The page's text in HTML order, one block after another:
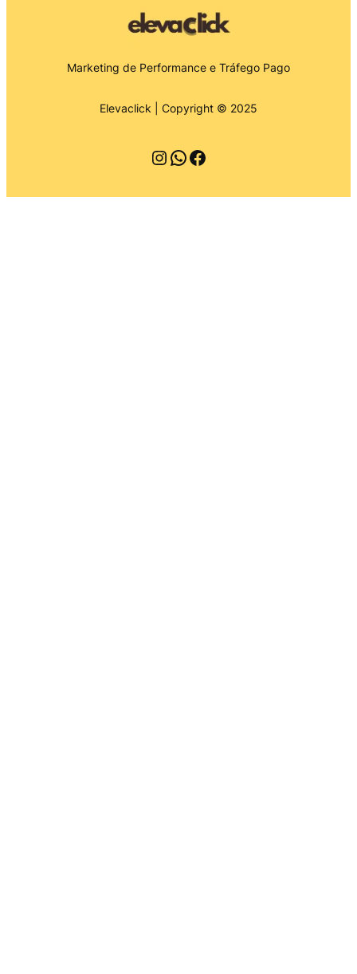
Marketing de Performance e Tráfego Pago
Elevaclick | Copyright © 2025
Instagram WhatsApp Facebook